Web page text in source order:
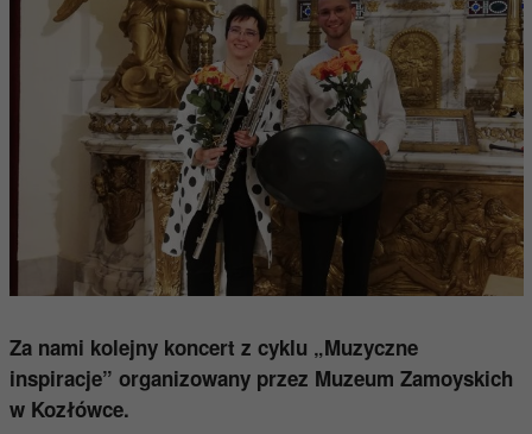
Za nami kolejny koncert z cyklu „Muzyczne
inspiracje” organizowany przez Muzeum Zamoyskich
w Kozłówce.